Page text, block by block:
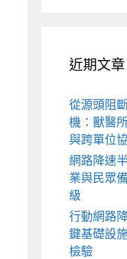
近期文章
從源頭阻
機：獸醫
與跨單位
網路降速
業與民眾
級
行動網路
鍵基礎設
檢驗